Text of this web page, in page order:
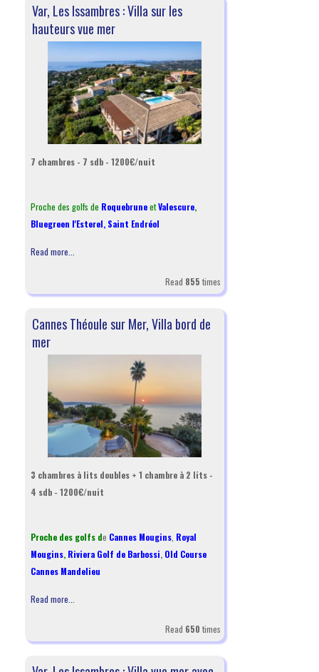
Var, Les Issambres : Villa sur les
hauteurs vue mer
7 chambres - 7 sdb - 1200€/nuit
Proche des golfs de RoquebruneetValescure,
Bluegreen l'Esterel, Saint Endréol
Read more...
Read 855 times
Cannes Théoule sur Mer, Villa bord de
mer
3 chambres à lits doubles + 1 chambre à 2 lits -
4 sdb - 1200€/nuit
Proche des golfs de Cannes Mougins, Royal
Mougins, Riviera Golf de Barbossi, Old Course
Cannes Mandelieu
Read more...
Read 650 times